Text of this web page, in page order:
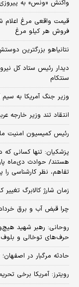
واکنش «ونس» به
فروش هر کیلو مرغ
نتانیاهو بزرگترین
دیدار رئیس ستاد کل
سنتکام
وزیر جنگ آمریکا به سیم
انتقاد تند وزیر خارجه
رئیس کمیسیون امنیت
پزشکیان: تنها کسانی که
هستند/ حوادث دی‌ماه
تفاهم، نظر کارشناسی را
زمان شارژ کالابرگ تغییر
چرا قبض آب و برق خرداد و تیر ماه ۳ تا
روحانی: رهبر شهید
حرف‌های توخالی و بلوف است/ دولت در
حادثه مرگبار در اصفهان؛ ۴ نفر جان باختند
رویترز: آمریکا برخی